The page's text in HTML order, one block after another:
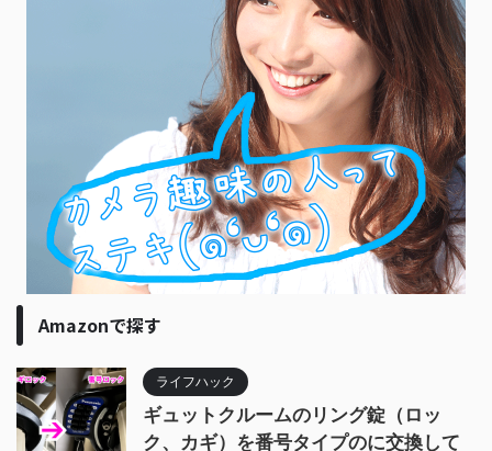
Amazonで探す
ライフハック
ギュットクルームのリング錠（ロッ
ク、カギ）を番号タイプのに交換して